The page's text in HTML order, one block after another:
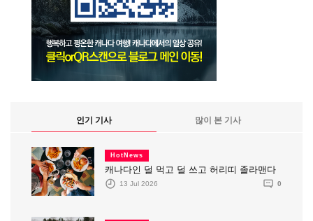
인기 기사 많이 본 기사
HotNews
캐나다인 덜 먹고 덜 쓰고 허리띠 졸라맨다
13 Jul 2026 0